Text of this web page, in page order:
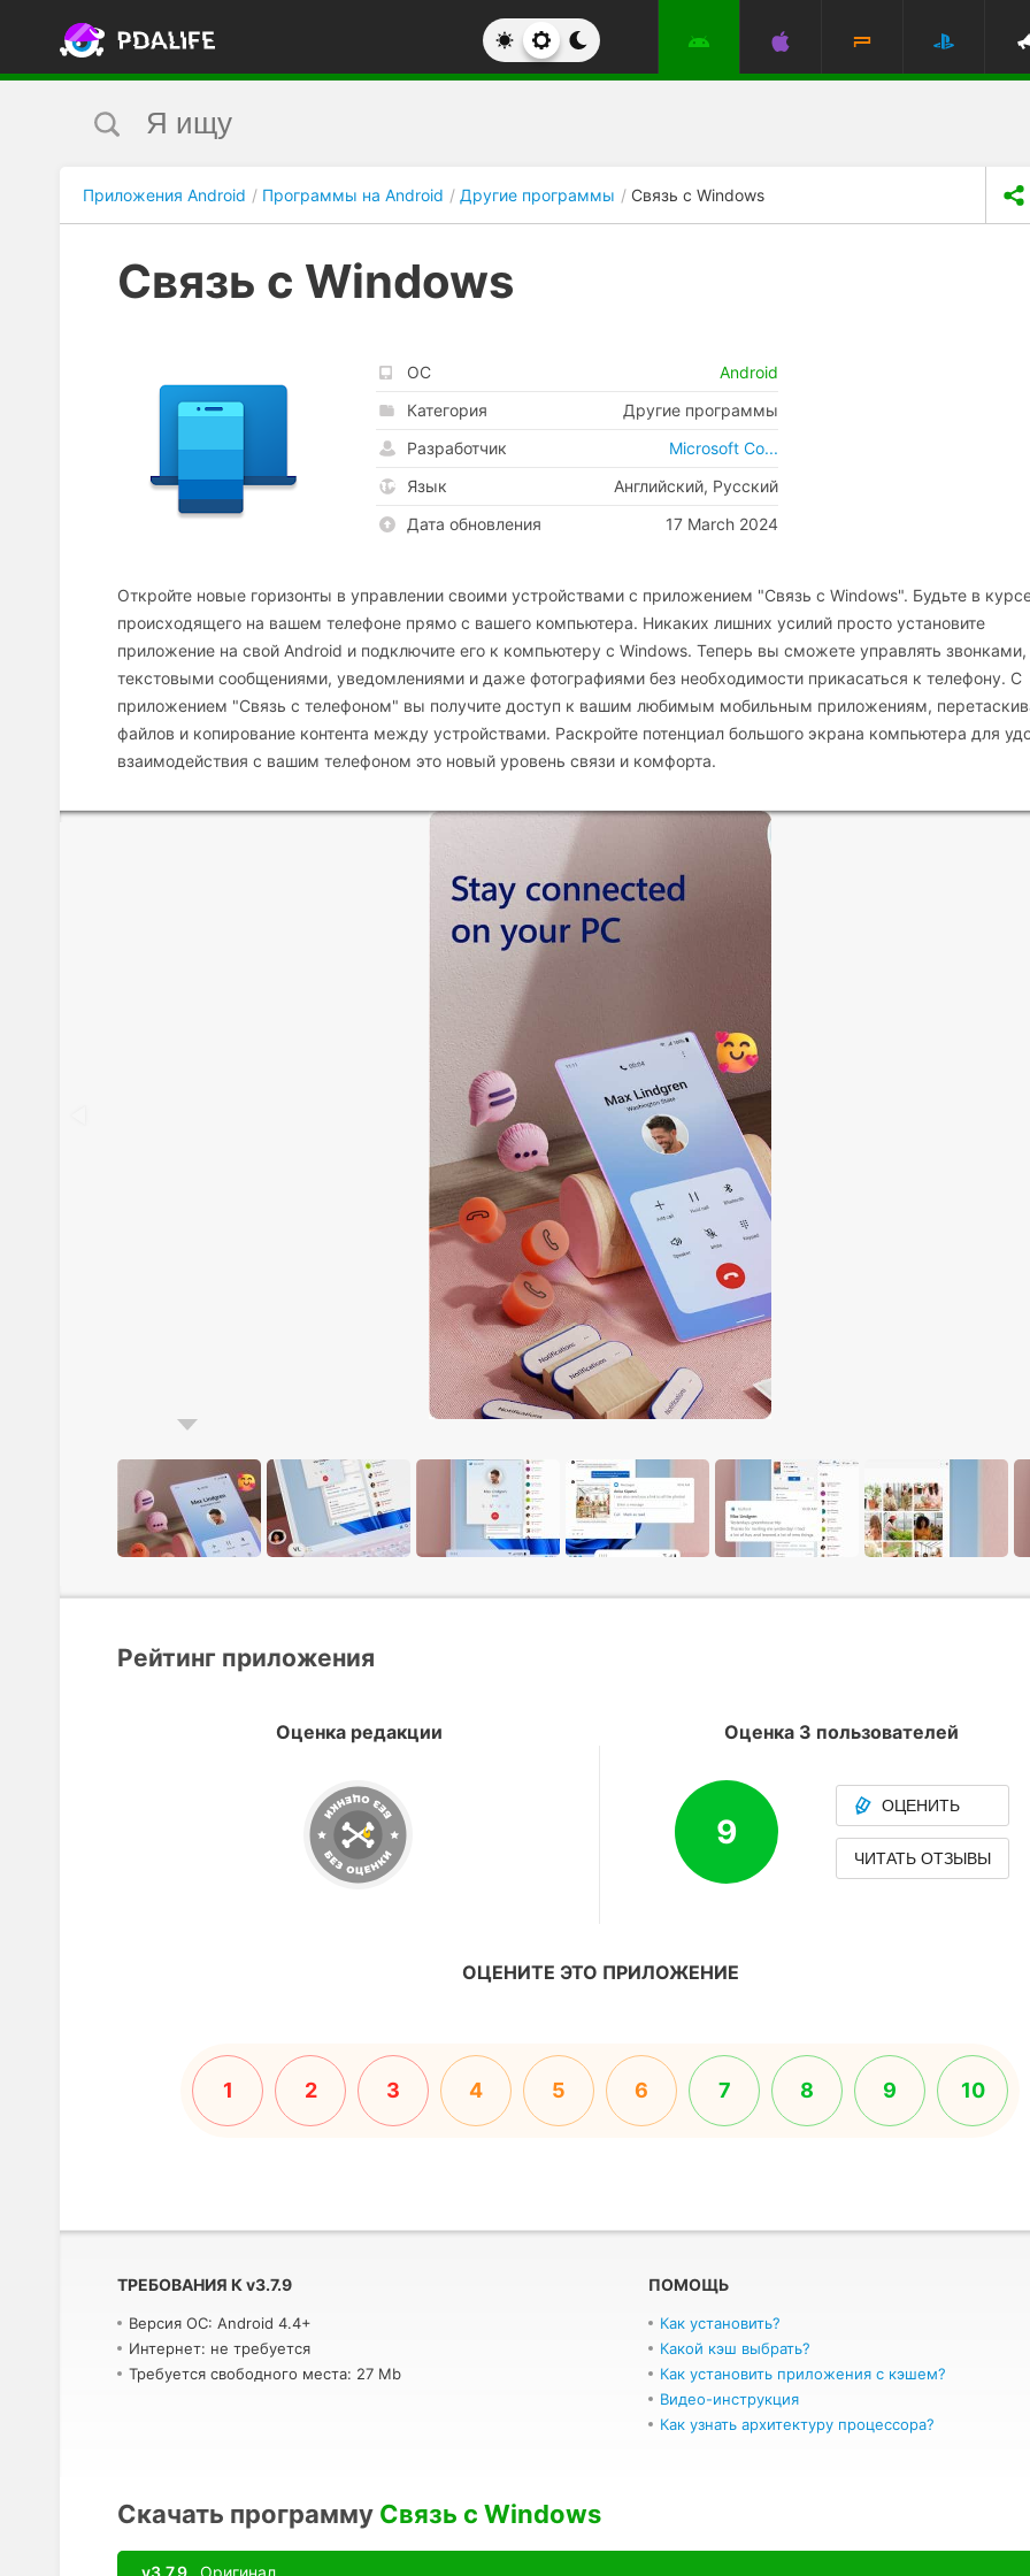
Приложения Android Программы на Android Другие программы Связь с Windows
Связь с Windows
ОС
Android
Категория
Другие программы
Разработчик
Microsoft Co...
Язык
Английский, Русский
Дата обновления
17 March 2024
Откройте новые горизонты в управлении своими устройствами с приложением "Связь с Windows". Будьте в
происходящего на вашем телефоне прямо с вашего компьютера. Никаких лишних усилий просто установите
приложение на свой Android и подключите его к компьютеру с Windows. Теперь вы сможете управлять звонками,
текстовыми сообщениями, уведомлениями и даже фотографиями без необходимости прикасаться к телефону. С
приложением "Связь с телефоном" вы получите доступ к вашим любимым мобильным приложениям,
файлов и копирование контента между устройствами. Раскройте потенциал большого экрана компьютера для
взаимодействия с вашим телефоном это новый уровень связи и комфорта.
Рейтинг приложения
Оценка редакции Оценка 3 пользователей
9
ОЦЕНИТЬ
ЧИТАТЬ ОТЗЫВЫ
ОЦЕНИТЕ ЭТО ПРИЛОЖЕНИЕ
1 2 3 4 5 6 7 8 9 10
ТРЕБОВАНИЯ К v3.7.9
Версия ОС: Android 4.4+
Интернет: не требуется
Требуется свободного места: 27 Mb
ПОМОЩЬ
Как установить?
Какой кэш выбрать?
Как установить приложения с кэшем?
Видео-инструкция
Как узнать архитектуру процессора?
Скачать программу Связь с Windows
v3.7.9 Оригинал